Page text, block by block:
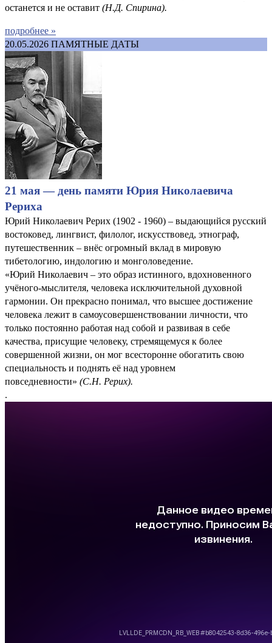
останется и не оставит (Н.Д. Спирина).
подробнее »
20.05.2026 ПАМЯТНЫЕ ДАТЫ
21 мая — день памяти Юрия Николаевича
Рериха
Юрий Николаевич Рерих (1902 - 1960) – выдающийся русский
востоковед, лингвист, филолог, искусствовед, этнограф,
путешественник – внёс огромный вклад в мировую
тибетологию, индологию и монголоведение.
«Юрий Николаевич – это образ истинного, вдохновенного
учёного-мыслителя, человека исключительной духовной
гармонии. Он прекрасно понимал, что высшее достижение
человека лежит в самоусовершенствовании личности, что
только постоянно работая над собой и развивая в себе
качества, присущие человеку, стремящемуся к более
совершенной жизни, он мог всесторонне обогатить свою
специальность и поднять её над уровнем
повседневности» (С.Н. Рерих).
.